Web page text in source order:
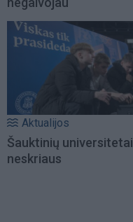
Aktualijos
Šauktinių universitetai
neskriaus